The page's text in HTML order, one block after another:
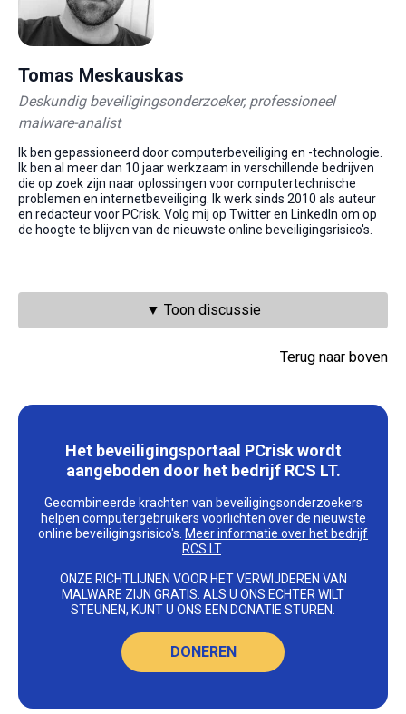
Tomas Meskauskas
Deskundig beveiligingsonderzoeker, professioneel
malware-analist
Ik ben gepassioneerd door computerbeveiliging en -technologie.
Ik ben al meer dan 10 jaar werkzaam in verschillende bedrijven
die op zoek zijn naar oplossingen voor computertechnische
problemen en internetbeveiliging. Ik werk sinds 2010 als auteur
en redacteur voor PCrisk. Volg mij op Twitter en LinkedIn om op
de hoogte te blijven van de nieuwste online beveiligingsrisico's.
▼ Toon discussie
Terug naar boven
Het beveiligingsportaal PCrisk wordt
aangeboden door het bedrijf RCS LT.
Gecombineerde krachten van beveiligingsonderzoekers
helpen computergebruikers voorlichten over de nieuwste
online beveiligingsrisico's. Meer informatie over het bedrijf
RCS LT.
ONZE RICHTLIJNEN VOOR HET VERWIJDEREN VAN
MALWARE ZIJN GRATIS. ALS U ONS ECHTER WILT
STEUNEN, KUNT U ONS EEN DONATIE STUREN.
DONEREN